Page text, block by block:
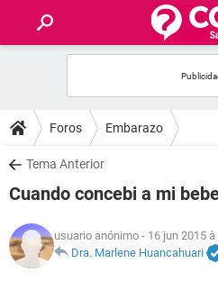
FORUMS
SALUD
NUTRICIÓN
Foros Embarazo
Tema Anterior
Cuando concebi a mi
usuario anónimo - 16 jun 2015 à
Dra. Marlene Huancahuari